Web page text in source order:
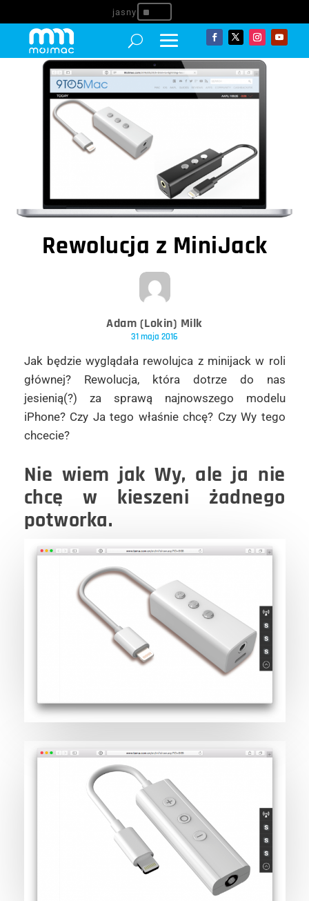
^
Rewolucja z MiniJack
Adam (Lokin) Milk
31 maja 2016
Jak będzie wyglądała rewolujca z minijack w roli
głównej? Rewolucja, która dotrze do nas
jesienią(?) za sprawą najnowszego modelu
iPhone? Czy Ja tego właśnie chcę? Czy Wy tego
chcecie?
Nie wiem jak Wy, ale ja nie
chcę w kieszeni żadnego
potworka.